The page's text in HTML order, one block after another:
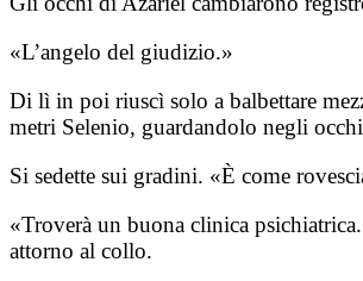
«L’angelo del giudizio.»
Di lì in poi riuscì solo a balbettare
metri Selenio, guardandolo negli
Si sedette sui gradini. «È come
«Troverà un buona clinica
attorno al collo.